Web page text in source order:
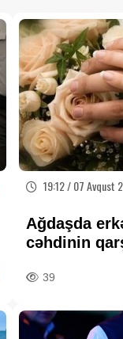
19:12 / 07 Avqust
Ağdaşda
cəhdinin
39